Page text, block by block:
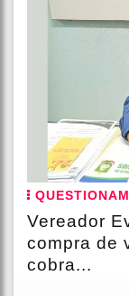
Vereador
compra de
cobra...